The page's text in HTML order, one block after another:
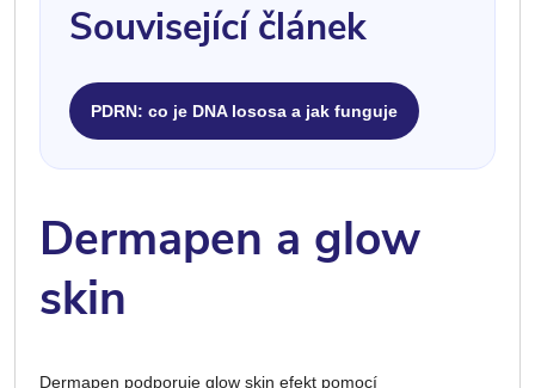
Související článek
PDRN: co je DNA lososa a jak funguje
Dermapen a glow
skin
Dermapen podporuje glow skin efekt pomocí